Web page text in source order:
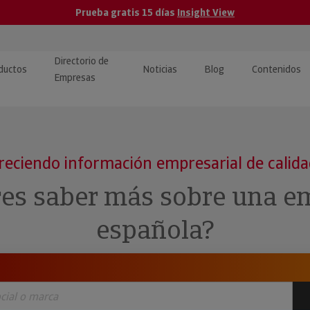
Prueba gratis 15 días Insight View
y ERP
· Recuperación de
Directorio de
Empresas
Noticias Blog Contenidos
Pública
Investigada
información empresarial de
saber más sobre una
española?